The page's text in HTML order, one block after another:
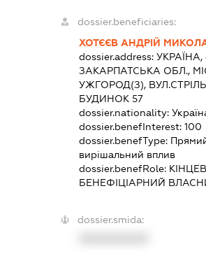
dossier.beneficiaries:
ХОТЄЄВ АНДРІЙ
dossier.address:УКРАЇНА,
ЗАКАРПАТСЬКА ОБЛ.,
УЖГОРОД(З),
БУДИНОК 57
dossier.nationality:
dossier.benefInterest:100
dossier.benefType:
вирішальний вплив
dossier.benefRole:
БЕНЕФІЦІАРНИЙ
dossier.smida: